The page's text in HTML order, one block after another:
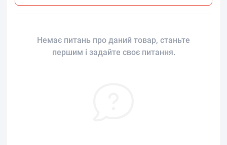
Немає питань про даний товар, станьте
першим і задайте своє питання.